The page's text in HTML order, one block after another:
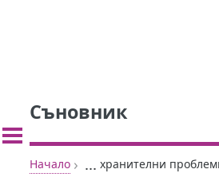
Съновник
Начало › ... хранителни